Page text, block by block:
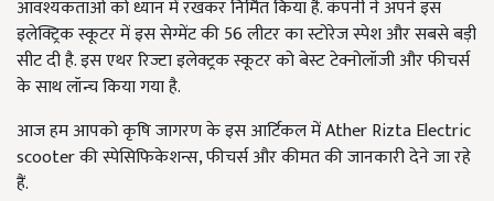
आवश्यकताओं को ध्यान में रखकर निर्मित किया है. कंपनी ने अपने इस
इलेक्ट्रिक स्कूटर में इस सेग्मेंट की 56 लीटर का स्टोरेज स्पेश और सबसे बड़ी
सीट दी है. इस एथर रिज्टा इलेक्ट्रक स्कूटर को बेस्ट टेक्नोलॉजी और फीचर्स
के साथ लॉन्च किया गया है.
आज हम आपको कृषि जागरण के इस आर्टिकल में Ather Rizta Electric
scooter की स्पेसिफिकेशन्स, फीचर्स और कीमत की जानकारी देने जा रहे
हैं.